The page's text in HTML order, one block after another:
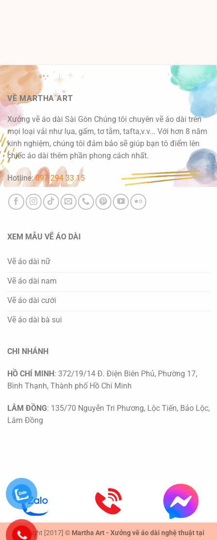
VỀ MARTHA ART
Xưởng vẽ áo dài Sài Gòn Chúng tôi chuyên vẽ áo dài trên
mọi loại vải như lụa, gấm, tơ tằm, tafta,v.v... Với hơn 8 năm
kinh nghiệm, chúng tôi đảm bảo sẽ giúp bạn tô điểm lên
chiếc áo dài thêm phần phong cách nhất.
Hotline:097 294 33 15
XEM MẪU VẼ ÁO DÀI
Vẽ áo dài nữ
Vẽ áo dài nam
Vẽ áo dài cưới
Vẽ áo dài bà sui
CHI NHÁNH
HỒ CHÍ MINH: 372/19/14 Đ. Điện Biên Phủ, Phường 17,
Bình Thạnh, Thành phố Hồ Chí Minh
LÂM ĐỒNG: 135/70 Nguyễn Tri Phương, Lộc Tiến, Bảo Lộc,
Lâm Đồng
Copyright [2017] © Martha Art - Xưởng vẽ áo dài nghệ thuật tại